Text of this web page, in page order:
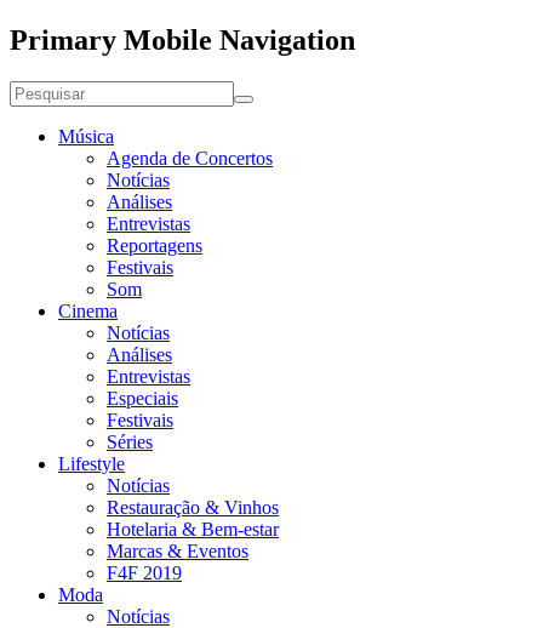
Primary Mobile Navigation
Música
Agenda de Concertos
Notícias
Análises
Entrevistas
Reportagens
Festivais
Som
Cinema
Notícias
Análises
Entrevistas
Especiais
Festivais
Séries
Lifestyle
Notícias
Restauração & Vinhos
Hotelaria & Bem-estar
Marcas & Eventos
F4F 2019
Moda
Notícias